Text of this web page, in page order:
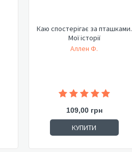
Каю спостерігає за пташками.
Мої історії
Аллен Ф.
109,00 грн
КУПИТИ